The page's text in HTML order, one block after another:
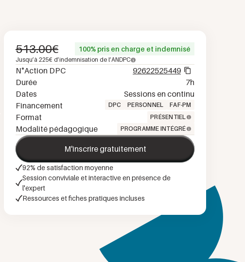
513.00€ 100% pris en charge et indemnisé
Jusqu’à 225€ d’indemnisation de l’ANDPC
N°Action DPC
92622525449
Durée
7h
Dates
Sessions en continu
Financement
DPC PERSONNEL FAF-PM
Format PRÉSENTIEL
Modalité pédagogique PROGRAMME INTÉGRÉ
M'inscrire gratuitement
92% de satisfaction moyenne
Session conviviale et interactive en présence de
l'expert
Ressources et fiches pratiques incluses